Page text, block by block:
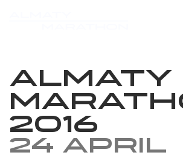
Almaty
2016
24 April